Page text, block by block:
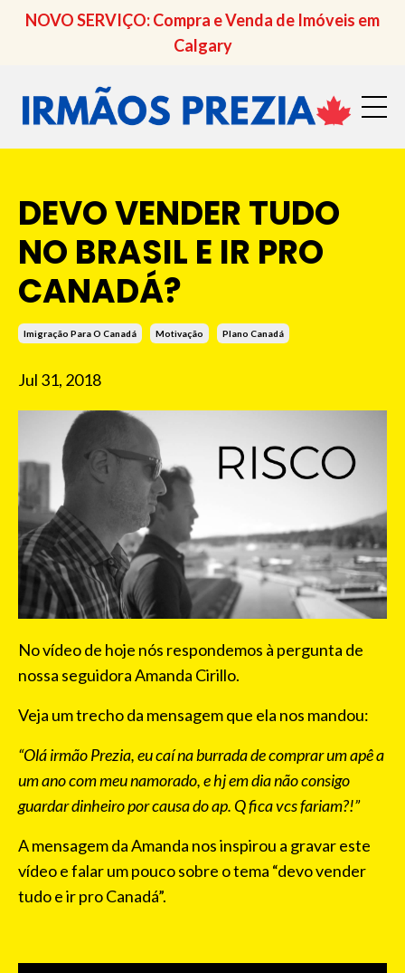
NOVO SERVIÇO: Compra e Venda de Imóveis em
Calgary
DEVO VENDER TUDO
NO BRASIL E IR PRO
CANADÁ?
Imigração Para O Canadá Motivação Plano Canadá
Jul 31, 2018
No vídeo de hoje nós respondemos à pergunta de
nossa seguidora Amanda Cirillo.
Veja um trecho da mensagem que ela nos mandou:
“Olá irmão Prezia, eu caí na burrada de comprar um apê a
um ano com meu namorado, e hj em dia não consigo
guardar dinheiro por causa do ap. Q fica vcs fariam?!”
A mensagem da Amanda nos inspirou a gravar este
vídeo e falar um pouco sobre o tema “devo vender
tudo e ir pro Canadá”.